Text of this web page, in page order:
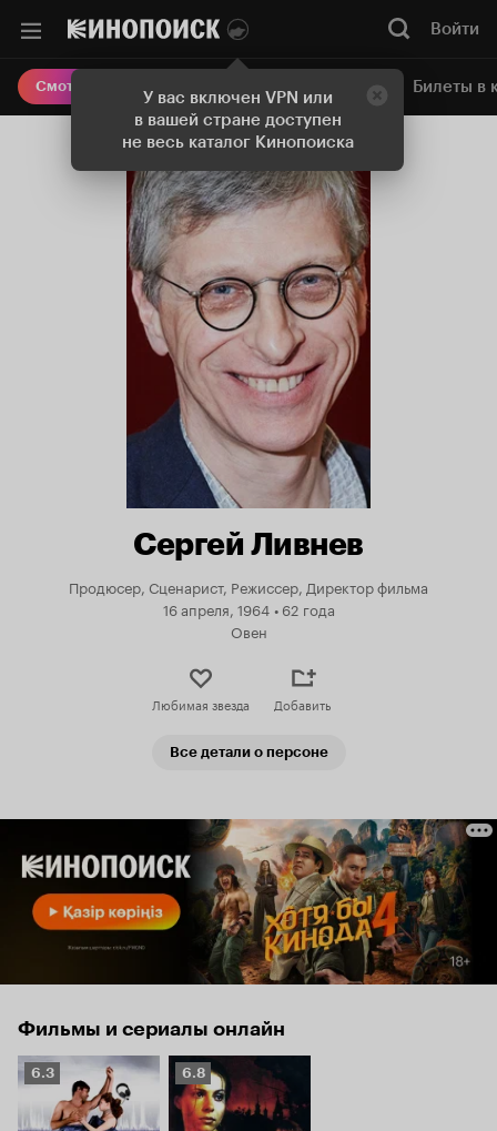
У вас включен VPN или
в вашей стране доступен
не весь каталог Кинопоиска
Войти
Смотреть кино Онлайн-кинотеатр Билеты в
Сергей Ливнев
Продюсер, Сценарист, Режиссер, Директор фильма
16 апреля, 1964 • 62 года
Овен
Любимая звезда Добавить
Все детали о персоне
Фильмы и сериалы онлайн
Рейтинг
Кинопоиска
6.3
6.3
Рейтинг
Кинопоиска
6.8
6.8